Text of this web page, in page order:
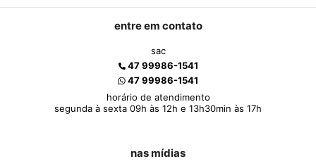
entre em contato
sac
47 99986-1541
47 99986-1541
horário de atendimento
segunda à sexta 09h às 12h e 13h30min às 17h
nas mídias